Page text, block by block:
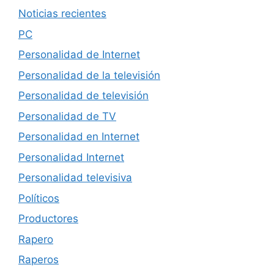
Noticias recientes
PC
Personalidad de Internet
Personalidad de la televisión
Personalidad de televisión
Personalidad de TV
Personalidad en Internet
Personalidad Internet
Personalidad televisiva
Políticos
Productores
Rapero
Raperos